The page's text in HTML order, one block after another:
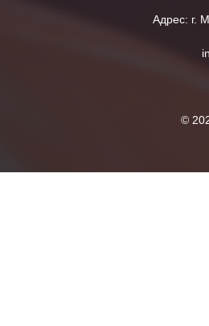
Адрес: г.
©